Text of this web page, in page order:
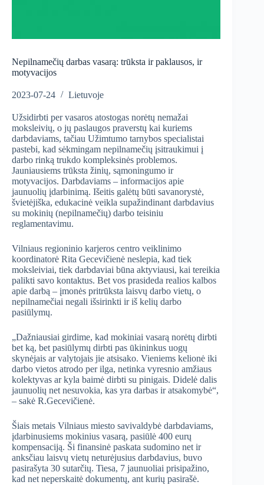
Nepilnamečių darbas vasarą: trūksta ir paklausos, ir
motyvacijos
2023-07-24 Lietuvoje
Užsidirbti per vasaros atostogas norėtų nemažai
moksleivių, o jų paslaugos praverstų kai kuriems
darbdaviams, tačiau Užimtumo tarnybos specialistai
pastebi, kad sėkmingam nepilnamečių įsitraukimui į
darbo rinką trukdo kompleksinės problemos.
Jauniausiems trūksta žinių, sąmoningumo ir
motyvacijos. Darbdaviams – informacijos apie
jaunuolių įdarbinimą. Išeitis galėtų būti savanorystė,
švietėjiška, edukacinė veikla supažindinant darbdavius
su mokinių (nepilnamečių) darbo teisiniu
reglamentavimu.
Vilniaus regioninio karjeros centro veiklinimo
koordinatorė Rita Gecevičienė neslepia, kad tiek
moksleiviai, tiek darbdaviai būna aktyviausi, kai tereikia
palikti savo kontaktus. Bet vos prasideda realios kalbos
apie darbą – įmonės pritrūksta laisvų darbo vietų, o
nepilnamečiai negali išsirinkti ir iš kelių darbo
pasiūlymų.
„Dažniausiai girdime, kad mokiniai vasarą norėtų dirbti
bet ką, bet pasiūlymų dirbti pas ūkininkus uogų
skynėjais ar valytojais jie atsisako. Vieniems kelionė iki
darbo vietos atrodo per ilga, netinka vyresnio amžiaus
kolektyvas ar kyla baimė dirbti su pinigais. Didelė dalis
jaunuolių net nesuvokia, kas yra darbas ir atsakomybė“,
– sakė R.Gecevičienė.
Šiais metais Vilniaus miesto savivaldybė darbdaviams,
įdarbinusiems mokinius vasarą, pasiūlė 400 eurų
kompensaciją. Ši finansinė paskata sudomino net ir
anksčiau laisvų vietų neturėjusius darbdavius, buvo
pasirašyta 30 sutarčių. Tiesa, 7 jaunuoliai prisipažino,
kad net neperskaitė dokumentų, ant kurių pasirašė.